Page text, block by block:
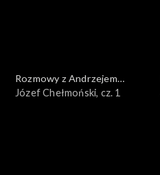
Rozmowy z Andrzejem
Doboszem
Józef Chełmoński, cz. 1